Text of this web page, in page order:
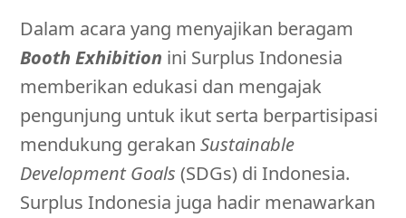
Dalam acara yang menyajikan beragam
Booth Exhibition ini Surplus Indonesia
memberikan edukasi dan mengajak
pengunjung untuk ikut serta berpartisipasi
mendukung gerakanSustainable
Development Goals(SDGs) di Indonesia.
Surplus Indonesia juga hadir menawarkan